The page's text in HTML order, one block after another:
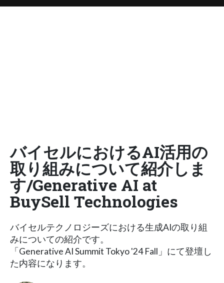
バイセルにおけるAI活用の
取り組みについて紹介しま
す/Generative AI at
BuySell Technologies
バイセルテクノロジーズにおける生成AIの取り組
みについての紹介です。
「Generative AI Summit Tokyo '24 Fall」にて登壇し
た内容になります。